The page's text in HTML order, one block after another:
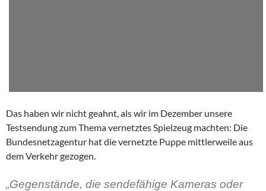
Das haben wir nicht geahnt, als wir im Dezember unsere
Testsendung zum Thema vernetztes Spielzeug machten: Die
Bundesnetzagentur hat die vernetzte Puppe mittlerweile aus
dem Verkehr gezogen.
„Gegenstände, die sendefähige Kameras oder